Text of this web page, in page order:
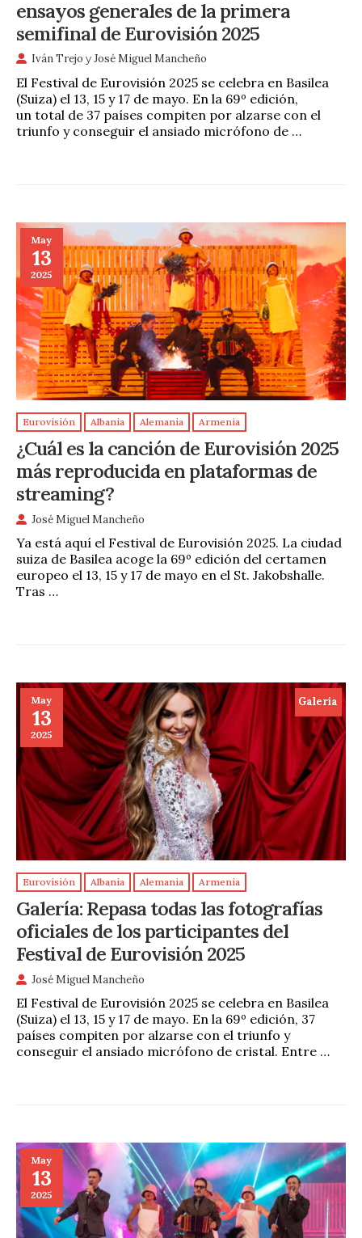
ensayos generales de la primera
semifinal de Eurovisión 2025
Iván Trejo yJosé Miguel Mancheño
El Festival de Eurovisión 2025 se celebra en Basilea
(Suiza) el 13, 15 y 17 de mayo. En la 69º edición,
un total de 37 países compiten por alzarse con el
triunfo y conseguir el ansiado micrófono de …
May
13
2025
Eurovisión Albania Alemania Armenia
¿Cuál es la canción de Eurovisión 2025
más reproducida en plataformas de
streaming?
José Miguel Mancheño
Ya está aquí el Festival de Eurovisión 2025. La ciudad
suiza de Basilea acoge la 69º edición del certamen
europeo el 13, 15 y 17 de mayo en el St. Jakobshalle.
Tras …
May
13
2025
Galeria
Eurovisión Albania Alemania Armenia
Galería: Repasa todas las fotografías
oficiales de los participantes del
Festival de Eurovisión 2025
José Miguel Mancheño
El Festival de Eurovisión 2025 se celebra en Basilea
(Suiza) el 13, 15 y 17 de mayo. En la 69º edición, 37
países compiten por alzarse con el triunfo y
conseguir el ansiado micrófono de cristal. Entre …
May
13
2025